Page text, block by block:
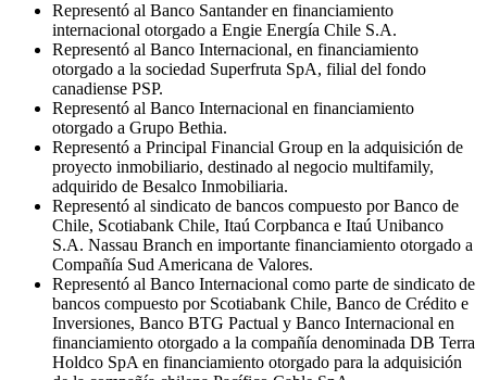
Representó al Banco Santander en financiamiento
internacional otorgado a Engie Energía Chile S.A.
Representó al Banco Internacional, en financiamiento
otorgado a la sociedad Superfruta SpA, filial del fondo
canadiense PSP.
Representó al Banco Internacional en financiamiento
otorgado a Grupo Bethia.
Representó a Principal Financial Group en la adquisición de
proyecto inmobiliario, destinado al negocio multifamily,
adquirido de Besalco Inmobiliaria.
Representó al sindicato de bancos compuesto por Banco de
Chile, Scotiabank Chile, Itaú Corpbanca e Itaú Unibanco
S.A. Nassau Branch en importante financiamiento otorgado a
Compañía Sud Americana de Valores.
Representó al Banco Internacional como parte de sindicato de
bancos compuesto por Scotiabank Chile, Banco de Crédito e
Inversiones, Banco BTG Pactual y Banco Internacional en
financiamiento otorgado a la compañía denominada DB Terra
Holdco SpA en financiamiento otorgado para la adquisición